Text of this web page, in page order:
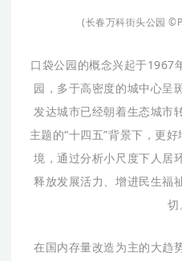
(长春万科街头公园©
口袋公园的概念兴起于1967
园，多于高密度的城中心呈
发达城市已经朝着生态城市
主题的“十四五”背景下，更
境，通过分析小尺度下人居
释放发展活力、增进民生福
切
在国内存量改造为主的大趋